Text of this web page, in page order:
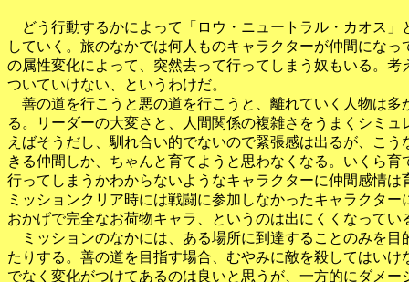
どう行動するかによって「ロウ・ニュートラル・カオス」
していく。旅のなかでは何人ものキャラクターが仲間になっ
の属性変化によって、突然去って行ってしまう奴もいる。考
ついていけない、というわけだ。
善の道を行こうと悪の道を行こうと、離れていく人物は多
る。リーダーの大変さと、人間関係の複雑さをうまくシミュ
えばそうだし、馴れ合い的でないので緊張感は出るが、こう
きる仲間しか、ちゃんと育てようと思わなくなる。いくら育
行ってしまうかわからないようなキャラクターに仲間感情は
ミッションクリア時には戦闘に参加しなかったキャラクター
おかげで完全なお荷物キャラ、というのは出にくくなってい
ミッションのなかには、ある場所に到達することのみを目
たりする。善の道を目指す場合、むやみに敵を殺してはいけ
でなく変化がつけてあるのは良いと思うが、一方的にダメー